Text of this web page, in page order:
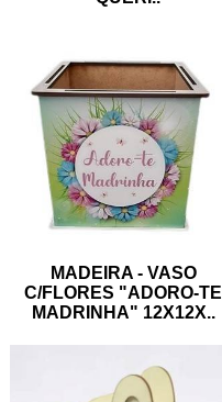
MADEIRA - VASO
C/FLORES "ADORO-TE
MADRINHA" 12X12X..